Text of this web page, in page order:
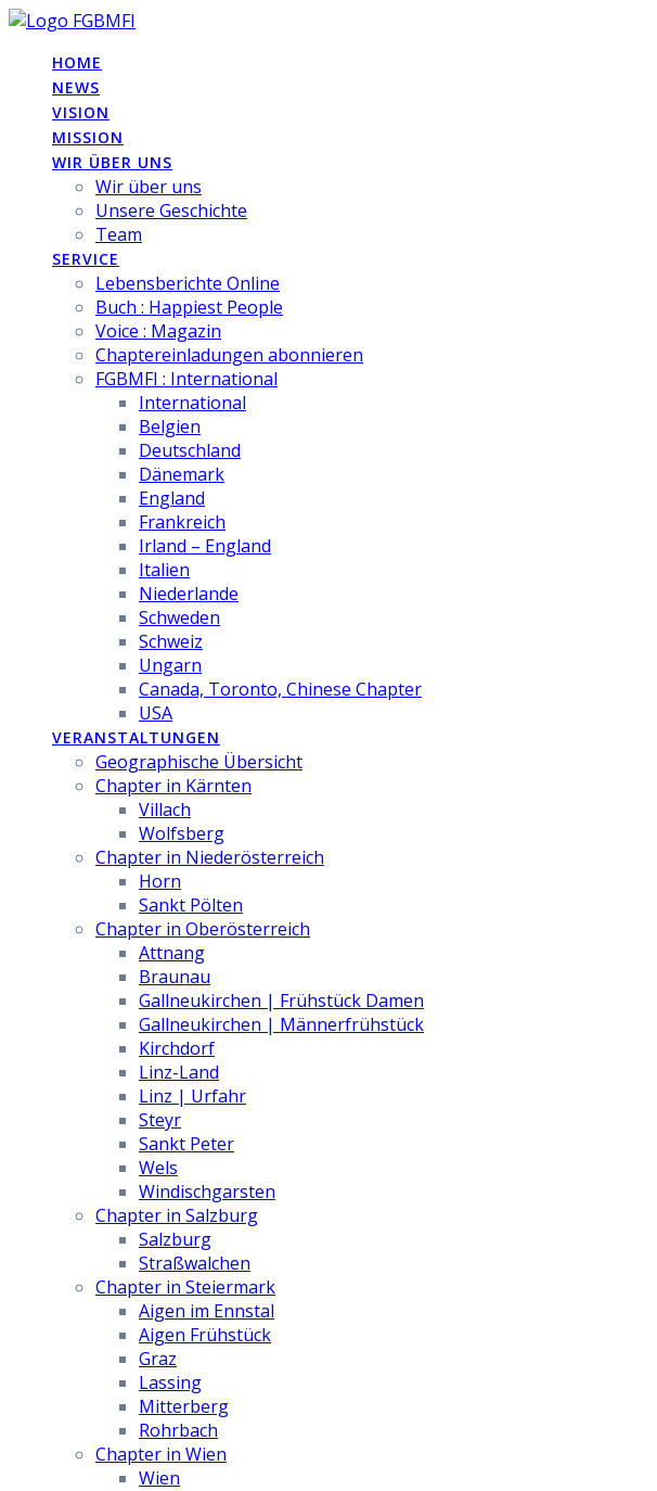
Skip
contentHOME
NEWS
VISION
MISSION
WIR ÜBER UNS
Wir über uns
Unsere Geschichte
Team
SERVICE
Lebensberichte Online
Buch : Happiest People
Voice : Magazin
Chaptereinladungen abonnieren
FGBMFI : International
International
Belgien
Deutschland
Dänemark
England
Frankreich
Irland – England
Italien
Niederlande
Schweden
Schweiz
Ungarn
Canada, Toronto, Chinese Chapter
USA
VERANSTALTUNGEN
Geographische Übersicht
Chapter in Kärnten
Villach
Wolfsberg
Chapter in Niederösterreich
Horn
Sankt Pölten
Chapter in Oberösterreich
Attnang
Braunau
Gallneukirchen | Frühstück Damen
Gallneukirchen | Männerfrühstück
Kirchdorf
Linz-Land
Linz | Urfahr
Steyr
Sankt Peter
Wels
Windischgarsten
Chapter in Salzburg
Salzburg
Straßwalchen
Chapter in Steiermark
Aigen im Ennstal
Aigen Frühstück
Graz
Lassing
Mitterberg
Rohrbach
Chapter in Wien
Wien